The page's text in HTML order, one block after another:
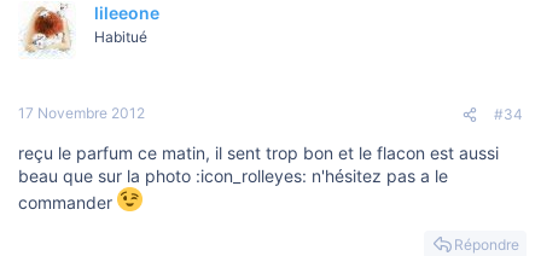
lileeone
Habitué
17 Novembre 2012 #34
reçu le parfum ce matin, il sent trop bon et le flacon est aussi
beau que sur la photo :icon_rolleyes: n'hésitez pas a le
commander
Répondre